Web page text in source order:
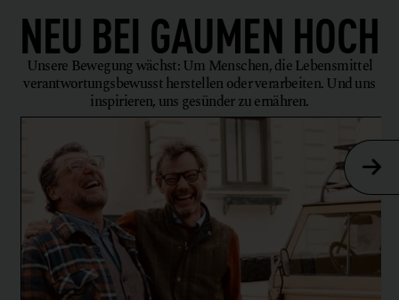
NEU BEI GAUMEN HOCH
Unsere Bewegung wächst: Um Menschen, die Lebensmittel
verantwortungsbewusst herstellen oder verarbeiten. Und uns
inspirieren, uns gesünder zu ernähren.